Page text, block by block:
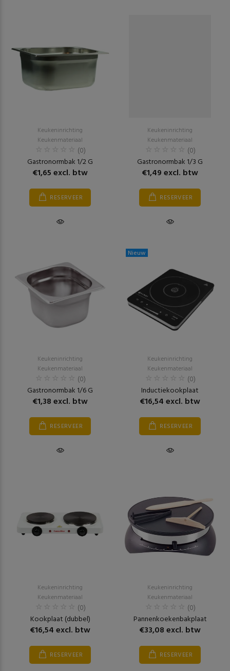
Keukeninrichting
Keukenmateriaal
(0)
Gastronormbak 1/2 G
€1,65 excl. btw
RESERVEER
Keukeninrichting
Keukenmateriaal
(0)
Gastronormbak 1/3 G
€1,49 excl. btw
RESERVEER
Keukeninrichting
Keukenmateriaal
(0)
Gastronormbak 1/6 G
€1,38 excl. btw
RESERVEER
Nieuw
Keukeninrichting
Keukenmateriaal
(0)
Inductiekookplaat
€16,54 excl. btw
RESERVEER
Keukeninrichting
Keukenmateriaal
(0)
Kookplaat (dubbel)
€16,54 excl. btw
RESERVEER
Keukeninrichting
Keukenmateriaal
(0)
Pannenkoekenbakplaat
€33,08 excl. btw
RESERVEER